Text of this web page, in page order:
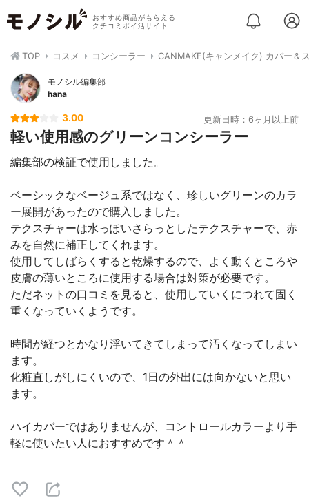
おすすめ商品がもらえる
クチコミポイ活サイト
TOP コスメ コンシーラー CANMAKE(キャンメイク) カバー＆
モノシル編集部
hana
3.00 更新日時：6ヶ月以上前
軽い使用感のグリーンコンシーラー
編集部の検証で使用しました。
ベーシックなベージュ系ではなく、珍しいグリーンのカラ
ー展開があったので購入しました。
テクスチャーは水っぽいさらっとしたテクスチャーで、赤
みを自然に補正してくれます。
使用してしばらくすると乾燥するので、よく動くところや
皮膚の薄いところに使用する場合は対策が必要です。
ただネットの口コミを見ると、使用していくにつれて固く
重くなっていくようです。
時間が経つとかなり浮いてきてしまって汚くなってしまい
ます。
化粧直しがしにくいので、1日の外出には向かないと思い
ます。
ハイカバーではありませんが、コントロールカラーより手
軽に使いたい人におすすめです＾＾